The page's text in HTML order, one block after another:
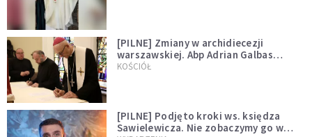
[PILNE] Zmiany w archidiecezji
warszawskiej. Abp Adrian Galbas
wręczył dekrety nowym proboszczom
KOŚCIÓŁ
[PILNE] Podjęto kroki ws. księdza
Sawielewicza. Nie zobaczymy go w